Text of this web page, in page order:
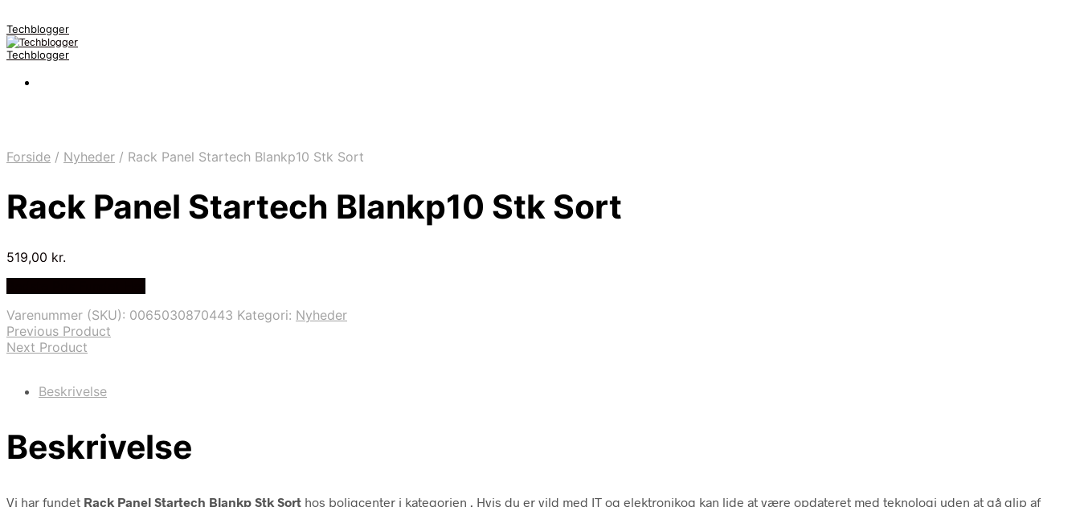
Techblogger
Techblogger
Forside / Nyheder / Rack Panel Startech Blankp10 Stk Sort
Rack Panel Startech Blankp10 Stk Sort
519,00 kr.
Varenummer (SKU): 0065030870443 Kategori: Nyheder
Previous Product
Next Product
Beskrivelse
Beskrivelse
Vi har fundet Rack Panel Startech Blankp Stk Sort hos boligcenter i kategorien
. Hvis du er vild med IT og elektronikog kan lide at være opdateret med teknologi uden at gå glip af